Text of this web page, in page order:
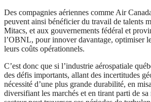
Des compagnies aériennes comme Air
peuvent ainsi bénéficier du travail de talents
Mitacs, et aux gouvernements fédéral et
l’OBNL, pour innover davantage, optimiser
leurs coûts opérationnels.
C’est donc que si l’industrie aérospatiale
des défis importants, allant des incertitudes
nécessité d’une plus grande durabilité, en
diversifiant les marchés et en tirant parti de sa